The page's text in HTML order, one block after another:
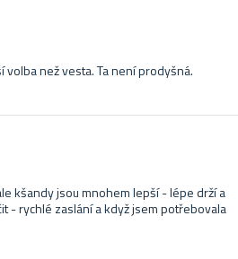
než vesta. Ta není prodyšná.
kšandy jsou mnohem lepší - lépe drží a
- rychlé zaslání a když jsem potřebovala